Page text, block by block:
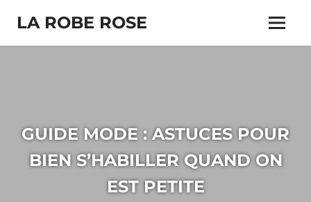
content
LA ROBE ROSE Menu
GUIDE MODE : ASTUCES POUR
BIEN S’HABILLER QUAND ON
EST PETITE